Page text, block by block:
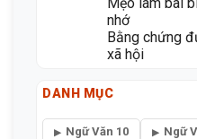
nhớ
Bằng chứng
xã hội
DANH MỤC
Ngữ Văn 10 Ngữ